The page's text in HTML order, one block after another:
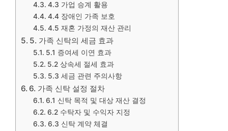
4.3 가업 승계 활용
4.4 장애인 가족 보호
4.5 재혼 가정의 재산 관리
5. 가족 신탁의 세금 효과
5.1 증여세 이연 효과
5.2 상속세 절세 효과
5.3 세금 관련 주의사항
6. 가족 신탁 설정 절차
6.1 신탁 목적 및 대상 재산 결정
6.2 수탁자 및 수익자 지정
6.3 신탁 계약 체결